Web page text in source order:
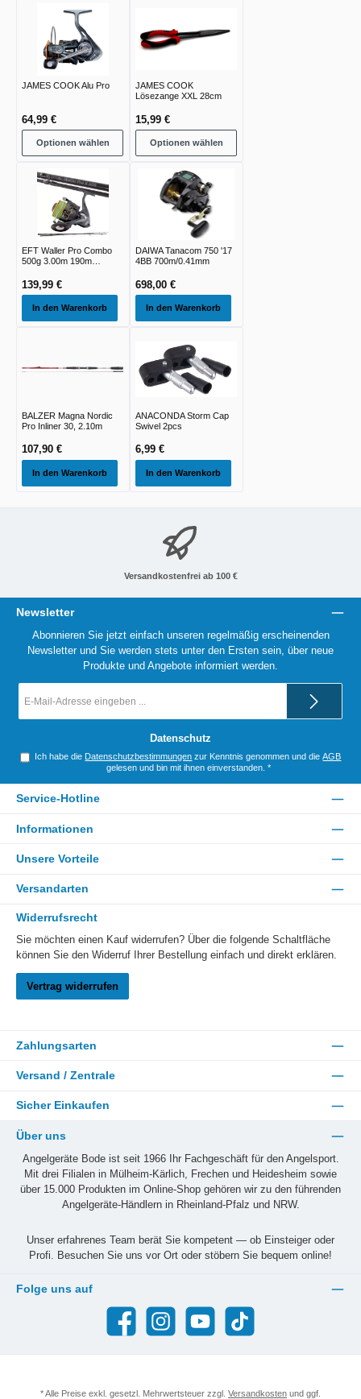
JAMES COOK Alu Pro
64,99 €
Optionen wählen
JAMES COOK
Lösezange XXL 28cm
15,99 €
Optionen wählen
EFT Waller Pro Combo
500g 3.00m 190m
139,99 €
In den Warenkorb
DAIWA Tanacom 750 '17
4BB 700m/0.41mm
698,00 €
In den Warenkorb
BALZER Magna Nordic
Pro Inliner 30, 2.10m
107,90 €
In den Warenkorb
ANACONDA Storm Cap
Swivel 2pcs
6,99 €
In den Warenkorb
Versandkostenfrei ab 100 €
Newsletter
Abonnieren Sie jetzt einfach unseren regelmäßig erscheinenden
Newsletter und Sie werden stets unter den Ersten sein, über neue
Produkte und Angebote informiert werden.
Mail-
Adresse
Datenschutz
Ich habe die Datenschutzbestimmungen zur Kenntnis genommen und dieAGB
gelesen und bin mit ihnen einverstanden. *
Service-Hotline
Informationen
Unsere Vorteile
Versandarten
Widerrufsrecht
Sie möchten einen Kauf widerrufen? Über die folgende Schaltfläche
können Sie den Widerruf Ihrer Bestellung einfach und direkt erklären.
Vertrag widerrufen
Zahlungsarten
Versand / Zentrale
Sicher Einkaufen
Über uns
Angelgeräte Bode ist seit 1966 Ihr Fachgeschäft für den Angelsport.
Mit drei Filialen in Mülheim-Kärlich, Frechen und Heidesheim sowie
über 15.000 Produkten im Online-Shop gehören wir zu den führenden
Angelgeräte-Händlern in Rheinland-Pfalz und NRW.
Unser erfahrenes Team berät Sie kompetent — ob Einsteiger oder
Profi. Besuchen Sie uns vor Ort oder stöbern Sie bequem online!
Folge uns auf
Facebook Instagram YouTube TikTok
* Alle Preise exkl. gesetzl. Mehrwertsteuer zzgl. Versandkosten und ggf.